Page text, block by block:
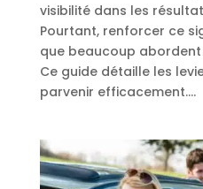
visibilité dans les
Pourtant, renforcer ce
que beaucoup
Ce guide détaille les
parvenir efficacement....